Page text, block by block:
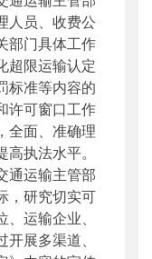
人员、收费公
部门具体工作
超限运输认定
标准等内容的
许可窗口工作
全面、准确理
执法水平。
运输主管部
，研究切实可
运输企业、
展多渠道、